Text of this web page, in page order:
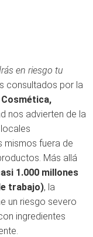
en riesgo tu
consultados por la
nos advierten de la
mismos fuera de
Más allá
1.000 millones
trabajo), la
un riesgo severo
ingredientes